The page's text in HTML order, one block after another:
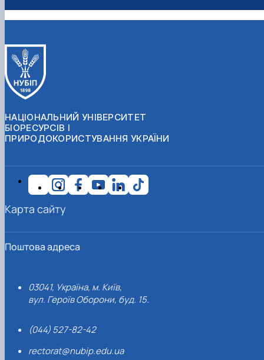
НАЦІОНАЛЬНИЙ УНІВЕРСИТЕТ
БІОРЕСУРСІВ І
ПРИРОДОКОРИСТУВАННЯ УКРАЇНИ
Поштова адреса
03041, Україна, м. Київ,
вул. Героїв Оборони, буд. 15.
(044) 527-82-42
rectorat@nubip.edu.ua
Карта сайту